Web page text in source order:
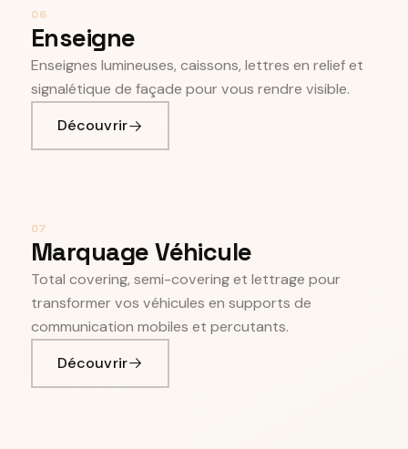
06
Enseigne
Enseignes lumineuses, caissons, lettres en relief et
signalétique de façade pour vous rendre visible.
Découvrir
07
Marquage Véhicule
Total covering, semi-covering et lettrage pour
transformer vos véhicules en supports de
communication mobiles et percutants.
Découvrir